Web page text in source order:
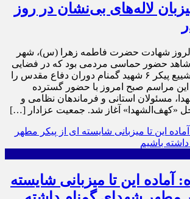
لاله‌های بی‌نشان در روز
شهادت حضرت فاطمه زهرا (س)، شهر
شاهد حضور حماسی مردمی بود که در فضایی
معنوی، آیین تشییع پیکر ۶ شهید گمنام دوران دفاع مقدس را
این مراسم صبح امروز با حضور گسترده
مسئولان استانی و فرماندهان نظامی و
«کهف‌الشهدا» آغاز شد. جمعیت عزادار […]
آماده این تا میزبانی شایسته